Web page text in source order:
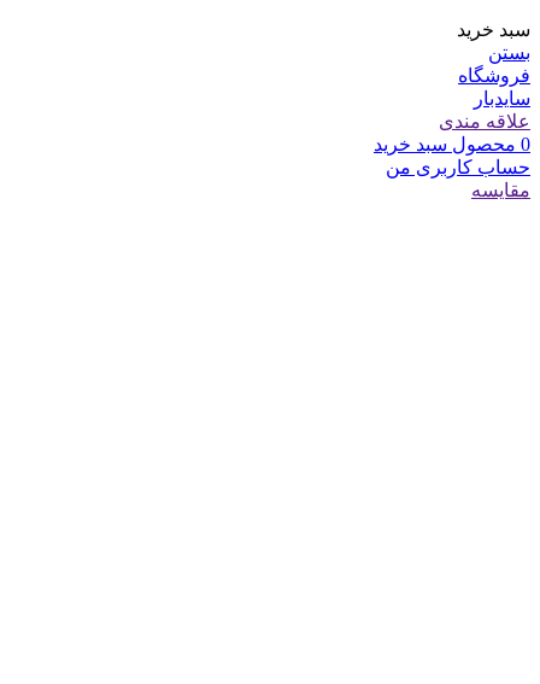
سبد خرید
بستن
فروشگاه
سایدبار
علاقه مندی
0 محصول سبد خرید
حساب کاربری من
مقایسه